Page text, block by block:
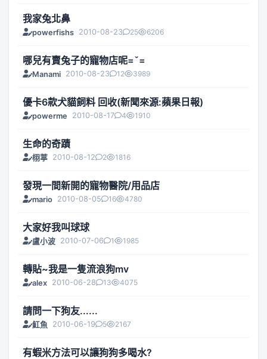
我家兔北鼻
powerfishs 2010-08-23 25 6206
哪兒有賣兔子的寵物店呢=ˇ=
Manami 2010-08-23 12 3989
優卡6款犬貓飼料 回收(新聞來源:蘋果日報)
powerme 2010-08-17 4 1910
生命的奇蹟
栩葶 2010-08-12 2 1816
發現一間新開的寵物醫院/用品店
mario 2010-08-05 16 4780
大家好我叫球球
盧小波 2010-07-06 1 1985
轉貼~我是一隻流浪狗mv
alex 2010-06-28 13 4075
請問一下狗友......
魟魚 2010-06-19 5 2167
有蝦米方法可以讓狗狗多喝水?